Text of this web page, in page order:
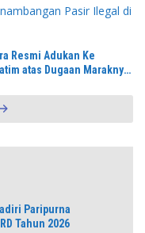
Resmi Adukan Ke
atas Dugaan Maraknya
Paripurna
Tahun 2026